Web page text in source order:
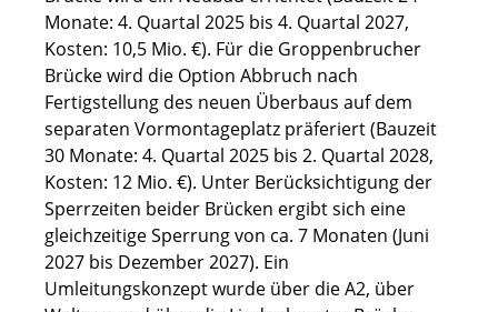
Monate: 4. Quartal 2025 bis 4. Quartal 2027,
Kosten: 10,5 Mio. €). Für die Groppenbrucher
Brücke wird die Option Abbruch nach
Fertigstellung des neuen Überbaus auf dem
separaten Vormontageplatz präferiert (Bauzeit
30 Monate: 4. Quartal 2025 bis 2. Quartal 2028,
Kosten: 12 Mio. €). Unter Berücksichtigung der
Sperrzeiten beider Brücken ergibt sich eine
gleichzeitige Sperrung von ca. 7 Monaten (Juni
2027 bis Dezember 2027). Ein
Umleitungskonzept wurde über die A2, über